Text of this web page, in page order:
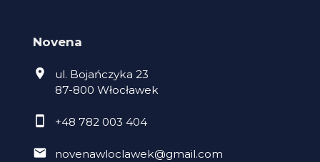
Novena
ul. Bojańczyka 23
87-800 Włocławek
+48 782 003 404
novenawloclawek@gmail.com